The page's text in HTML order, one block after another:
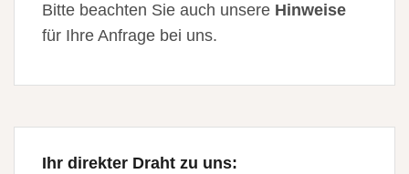
Bitte beachten Sie auch unsere Hinweise
für Ihre Anfrage bei uns.
Ihr direkter Draht zu uns: